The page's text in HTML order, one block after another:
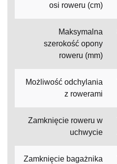
osi roweru (cm)
Maksymalna
szerokość opony
roweru (mm)
Możliwość odchylania
z rowerami
Zamknięcie roweru w
uchwycie
Zamknięcie bagażnika